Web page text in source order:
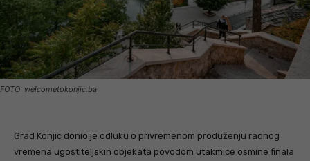
FOTO: welcometokonjic.ba
Grad Konjic donio je odluku o privremenom produženju radnog
vremena ugostiteljskih objekata povodom utakmice osmine finala